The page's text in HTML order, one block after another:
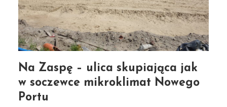
Ta ulica jak w soczewce
Na Zaspę – ulica skupiająca jak
w soczewce mikroklimat Nowego
Portu